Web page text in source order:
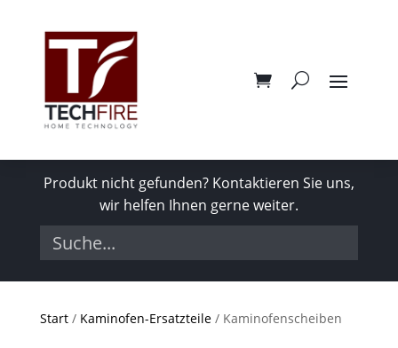
Produkt nicht gefunden? Kontaktieren Sie uns,
wir helfen Ihnen gerne weiter.
Start/ Kaminofen-Ersatzteile/ Kaminofenscheiben